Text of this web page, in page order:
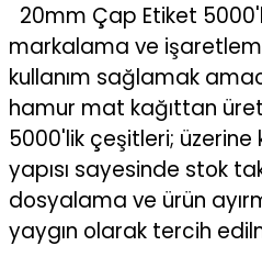
20mm Çap Etiket
markalama ve
kullanım sağlamak
hamur mat kağıttan
5000'lik çeşitleri; üzerine
yapısı sayesinde stok
dosyalama ve ürün
yaygın olarak tercih